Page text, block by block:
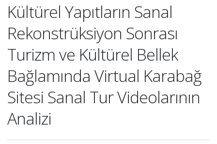
Kültürel Yapıtların Sanal
Rekonstrüksiyon Sonrası
Turizm ve Kültürel Bellek
Bağlamında Virtual Karabağ
Sitesi Sanal Tur Videolarının
Analizi